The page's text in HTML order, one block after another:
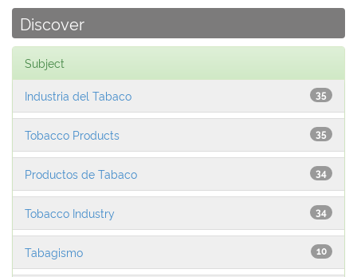
Discover
Subject
35
Industria del Tabaco
35
Tobacco Products
34
Productos de Tabaco
34
Tobacco Industry
10
Tabagismo